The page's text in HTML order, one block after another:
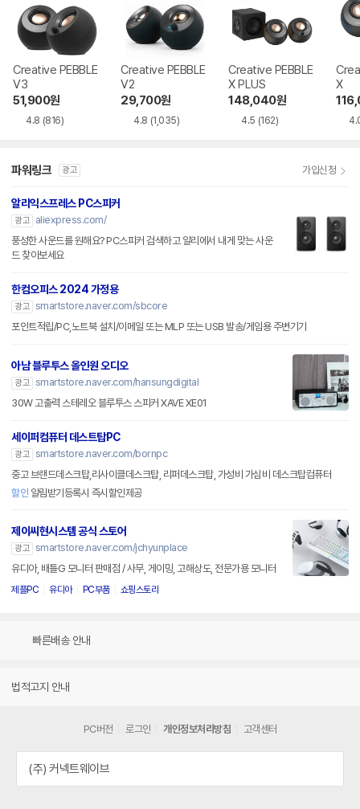
Creative PEBBLE
V3
51,900원
4.8 (816)
Creative PEBBLE
V2
29,700원
4.8 (1,035)
Creative PEBBLE
X PLUS
148,040원
4.5 (162)
X
파워링크 광고 가입신청
알리익스프레스 PC스피커
광고
aliexpress.com/
풍성한 사운드를 원해요? PC스피커 검색하고 알리에서 내게 맞는 사운
드 찾아보세요
한컴오피스 2024 가정용
광고 smartstore.naver.com/sbcore
포인트적립/PC,노트북 설치/이메일 또는 MLP 또는 USB 발송/게임용 주변기기
아남 블루투스 올인원 오디오
광고 smartstore.naver.com/hansungdigital
30W 고출력 스테레오 블루투스 스피커 XAVE XE01
세이퍼컴퓨터 데스트탑PC
광고 smartstore.naver.com/bornpc
중고 브랜드데스크탑,리사이클데스크탑, 리퍼데스크탑, 가성비 가심비 데스크탑컴퓨터
할인 알림받기등록시 즉시할인제공
제이씨현시스템 공식 스토어
광고 smartstore.naver.com/jchyunplace
유디아, 배틀G 모니터 판매점 / 사무, 게이밍, 고해상도, 전문가용 모니터
제플PC 유디아 PC부품 쇼핑스토리
빠른배송 안내
법적고지 안내
PC버전 로그인 개인정보처리방침 고객센터
(주) 커넥트웨이브